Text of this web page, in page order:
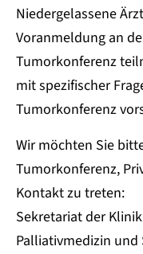
Niedergelassene
Voranmeldung an
Tumorkonferenz
mit spezifischer
Tumorkonferenz
Wir möchten Sie
Tumorkonferenz,
Kontakt zu treten:
Sekretariat der
Palliativmedizin